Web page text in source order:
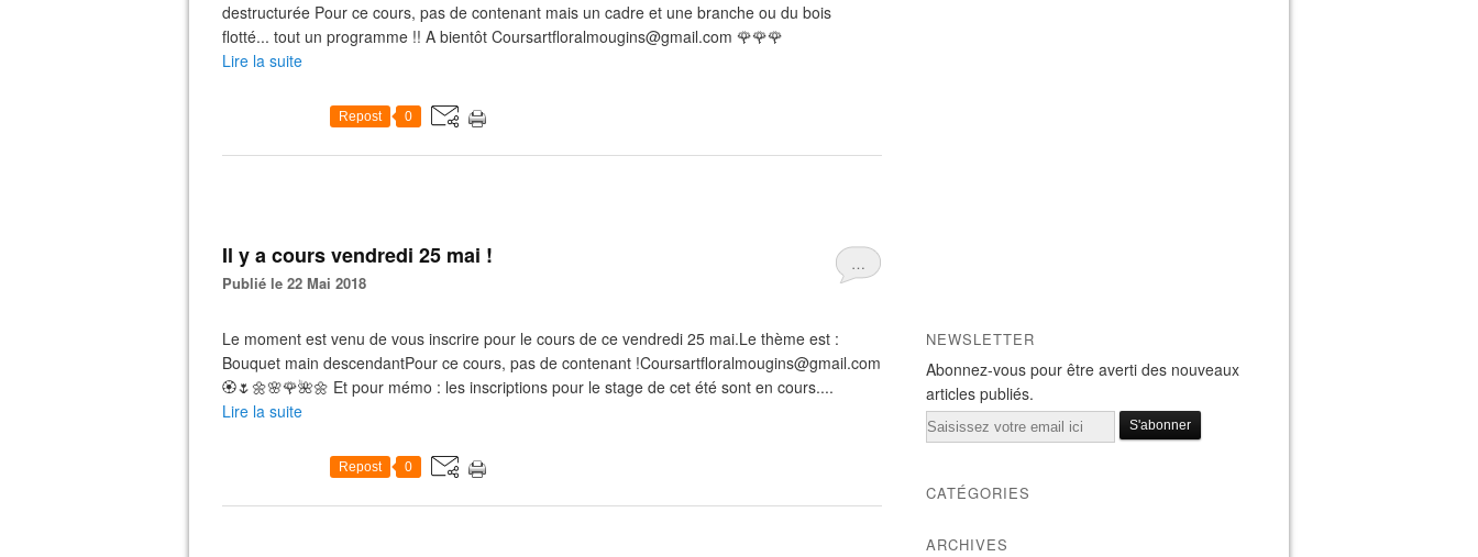
destructurée Pour ce cours, pas de contenant mais un cadre et une branche ou du bois
flotté... tout un programme !! A bientôt Coursartfloralmougins@gmail.com 🌹🌹🌹
Lire la suite
Repost 0
…
Il y a cours vendredi 25 mai !
Publié le 22 Mai 2018
Le moment est venu de vous inscrire pour le cours de ce vendredi 25 mai.Le thème est :
Bouquet main descendantPour ce cours, pas de contenant !Coursartfloralmougins@gmail.com
🏵🌷🌼🌸🌹🌺🌼 Et pour mémo : les inscriptions pour le stage de cet été sont en cours....
Lire la suite
Repost 0
NEWSLETTER
Abonnez-vous pour être averti des nouveaux
articles publiés.
Email
CATÉGORIES
ARCHIVES